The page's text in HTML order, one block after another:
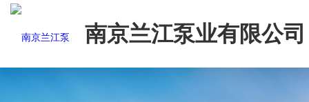
南京兰江泵业有限公司